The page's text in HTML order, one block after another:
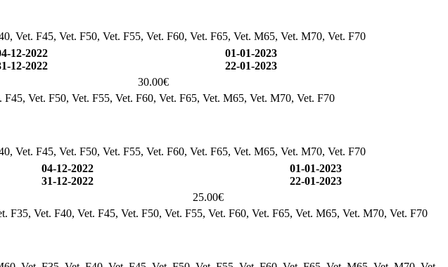
Vet. F45, Vet. F50, Vet. F55, Vet. F60, Vet. F65, Vet. M65, Vet. M70, Vet. F70
12-2022
12-2022
01-01-2023
22-01-2023
30.00€
Vet. F50, Vet. F55, Vet. F60, Vet. F65, Vet. M65, Vet. M70, Vet. F70
Vet. F45, Vet. F50, Vet. F55, Vet. F60, Vet. F65, Vet. M65, Vet. M70, Vet. F70
04-12-2022
31-12-2022
01-01-2023
22-01-2023
25.00€
Vet. F40, Vet. F45, Vet. F50, Vet. F55, Vet. F60, Vet. F65, Vet. M65, Vet. M70, Vet. F70